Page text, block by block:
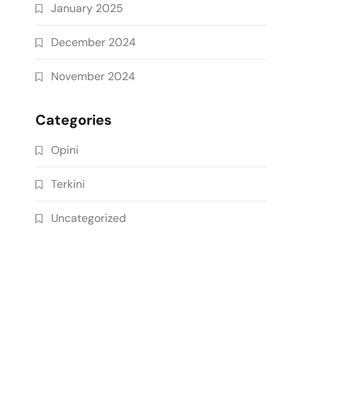
January 2025
December 2024
November 2024
Categories
Opini
Terkini
Uncategorized